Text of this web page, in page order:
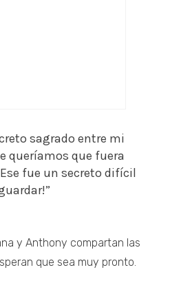
sagrado entre mi
queríamos que fuera
fue un secreto difícil
y Anthony compartan las
que sea muy pronto.